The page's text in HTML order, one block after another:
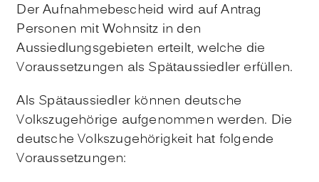
Der Aufnahmebescheid wird auf Antrag
Personen mit Wohnsitz in den
Aussiedlungsgebieten erteilt, welche die
Voraussetzungen als Spätaussiedler erfüllen.
Als Spätaussiedler können deutsche
Volkszugehörige aufgenommen werden. Die
deutsche Volkszugehörigkeit hat folgende
Voraussetzungen: